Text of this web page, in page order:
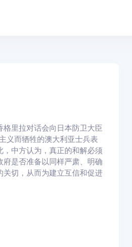
里拉对话会向日本防卫大臣
义而牺牲的澳大利亚士兵表
中方认为，真正的和解必须
是否准备以同样严肃、明确
关切，从而为建立互信和促进